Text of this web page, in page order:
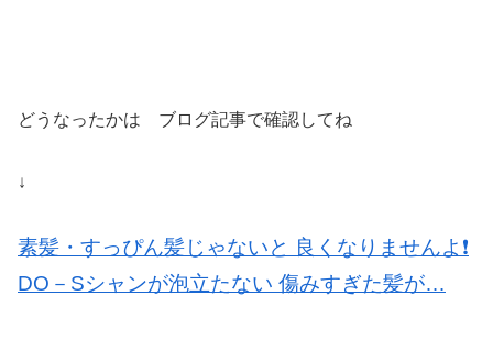
どうなったかは ブログ記事で確認してね
↓
素髪・すっぴん髪じゃないと 良くなりませんよ❗️
DO－Sシャンが泡立たない 傷みすぎた髪が…